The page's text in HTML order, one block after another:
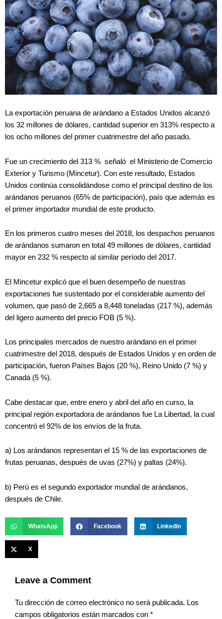
La exportación peruana de arándano a Estados Unidos alcanzó
los 32 millones de dólares, cantidad superior en 313% respecto a
los ocho millones del primer cuatrimestre del año pasado.
Fue un crecimiento del 313 % señaló el Ministerio de Comercio
Exterior y Turismo (Mincetur). Con este resultado, Estados
Unidos continúa consolidándose como el principal destino de los
arándanos peruanos (65% de participación), país que además es
el primer importador mundial de este producto.
En los primeros cuatro meses del 2018, los despachos peruanos
de arándanos sumaron en total 49 millones de dólares, cantidad
mayor en 232 % respecto al similar período del 2017.
El Mincetur explicó que el buen desempeño de nuestras
exportaciones fue sustentado por el considerable aumento del
volumen, que pasó de 2,665 a 8,448 toneladas (217 %), además
del ligero aumento del precio FOB (5 %).
Los principales mercados de nuestro arándano en el primer
cuatrimestre del 2018, después de Estados Unidos y en orden de
participación, fueron Países Bajos (20 %), Reino Unido (7 %) y
Canadá (5 %).
Cabe destacar que, entre enero y abril del año en curso, la
principal región exportadora de arándanos fue La Libertad, la cual
concentró el 92% de los envíos de la fruta.
a) Los arándanos representan el 15 % de las exportaciones de
frutas peruanas, después de uvas (27%) y paltas (24%).
b) Perú es el segundo exportador mundial de arándanos,
después de Chile.
WhatsApp Facebook LinkedIn
X
Leave a Comment
Tu dirección de correo electrónico no será publicada. Los
campos obligatorios están marcados con *